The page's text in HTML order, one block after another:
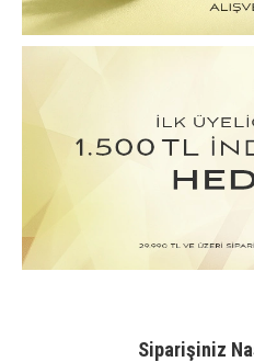
Siparişiniz